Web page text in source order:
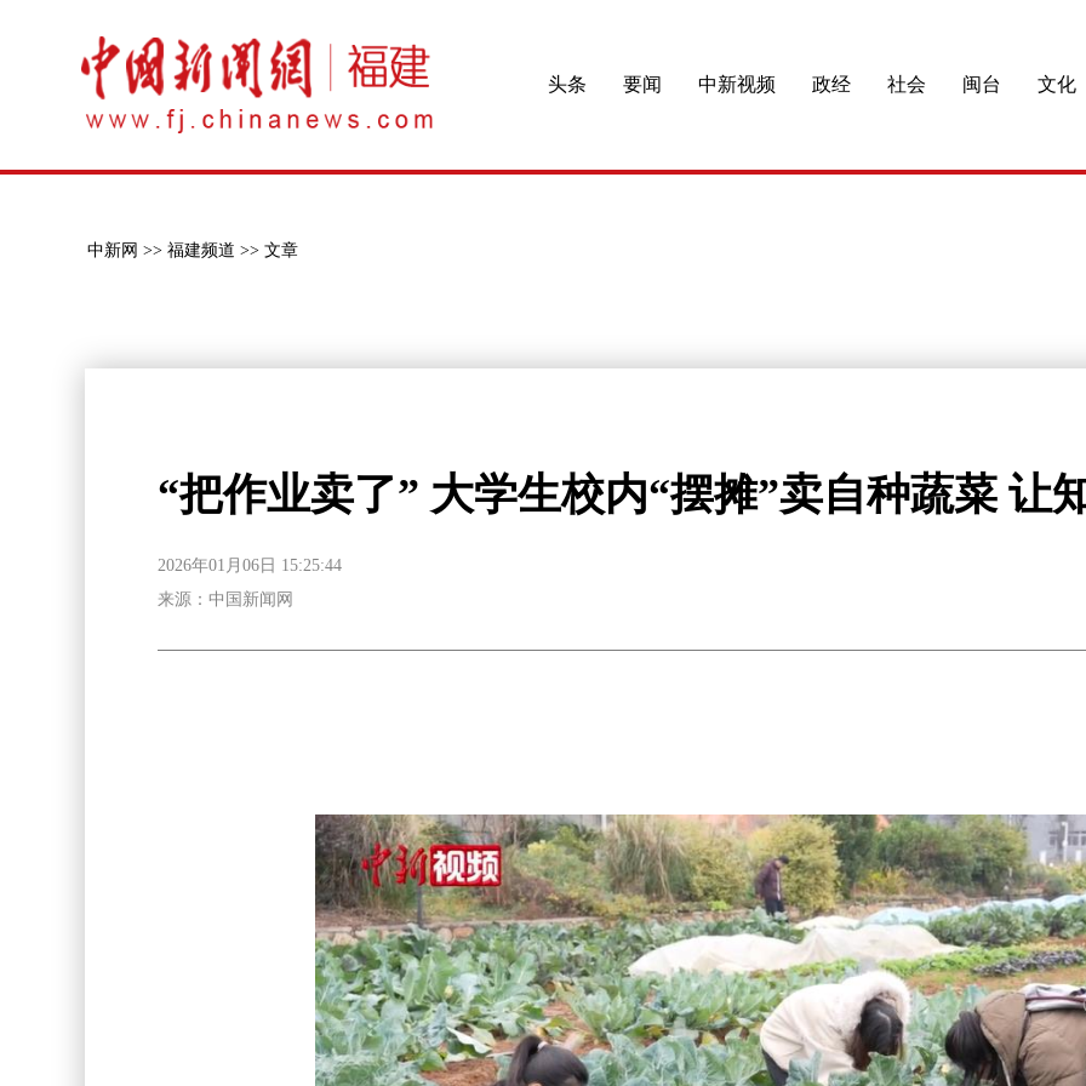
头条 要闻 中新视频 政经 社会 闽台 文化
中新网 >> 福建频道 >> 文章
“把作业卖了” 大学生校内“摆摊”卖自种蔬菜 让
2026年01月06日 15:25:44
来源：中国新闻网